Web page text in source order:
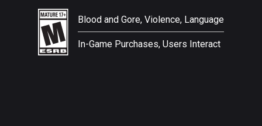
Blood and Gore, Violence, Language
In-Game Purchases, Users Interact